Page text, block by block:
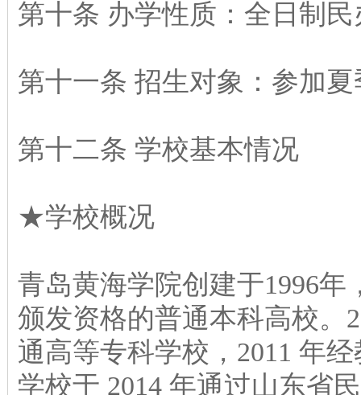
第十条 办学性质：全日制
第十一条 招生对象：参加
第十二条 学校基本情况
★学校概况
青岛黄海学院创建于1996
颁发资格的普通本科高校。
通高等专科学校，2011 年
学校于 2014 年通过山东省